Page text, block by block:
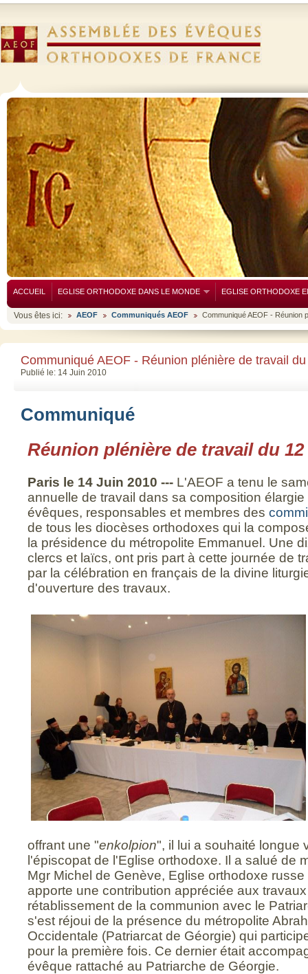
ACCUEIL EGLISE ORTHODOXE DANS LE MONDE EGLISE ORTHODOXE
Vous êtes ici: AEOF Communiqués AEOF Communiqué AEOF - Réunion
Communiqué AEOF - Réunion plénière de travail
Publié le: 14 Juin 2010
Communiqué
Réunion plénière de travail du 12
Paris le 14 Juin 2010 --- L'AEOF a tenu le
annuelle de travail dans sa composition
évêques, responsables et membres des
de tous les diocèses orthodoxes qui la
la présidence du métropolite Emmanuel. Une
clercs et laïcs, ont pris part à cette journée de
par la célébration en français de la divine
d'ouverture des travaux.
offrant une "enkolpion", il lui a souhaité longue
l'épiscopat de l'Eglise orthodoxe. Il a salué de
Mgr Michel de Genève, Eglise orthodoxe
apporte une contribution appréciée aux
rétablissement de la communion avec le
s'est réjoui de la présence du métropolite
Occidentale (Patriarcat de Géorgie) qui
pour la première fois. Ce dernier était
évêque rattaché au Patriarche de Géorgie.